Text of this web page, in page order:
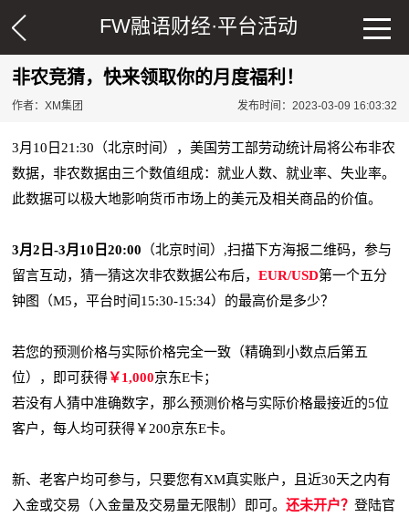
FW融语财经·平台活动
非农竞猜，快来领取你的月度福利！
作者：XM集团 发布时间：2023-03-09 16:03:32
3月 10 日 21:30 （北京时间），美国劳工部劳动统计局将公布非农
数据，非农数据由三个数值组成：就业人数、就业率、失业率。
此数据可以极大地影响货币市场上的美元及相关商品的价值。
3月2 日-3月 10 日20:00 （北京时间） ,扫描下方海报二维码，参与
留言互动，猜一猜这次非农数据公布后，EUR/USD第一个五分
钟图（M5，平台时间 15:30-15:34）的最高价是多少？
若您的预测价格与实际价格完全一致（精确到小数点后第五
位），即可获得￥1,000京东E卡；
若没有人猜中准确数字，那么预测价格与实际价格最接近的5位
客户，每人均可获得￥ 200京东E卡。
新、老客户均可参与，只要您有XM真实账户，且近30天之内有
入金或交易（入金量及交易量无限制）即可。还未开户？登陆官